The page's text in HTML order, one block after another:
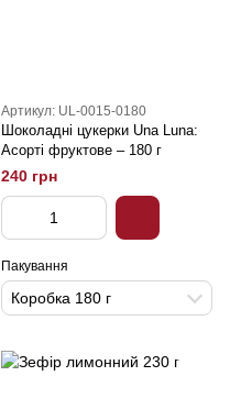
Артикул: UL-0015-0180
Шоколадні цукерки Una Luna:
Асорті фруктове – 180 г
240 грн
Пакування
Коробка 180 г